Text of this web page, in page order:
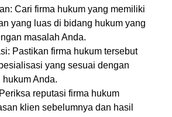
Cari firma hukum yang memiliki
yang luas di bidang hukum yang
masalah Anda.
Pastikan firma hukum tersebut
yang sesuai dengan
hukum Anda.
reputasi firma hukum
klien sebelumnya dan hasil